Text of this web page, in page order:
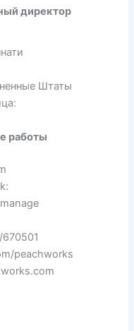
директор
Штаты
работы
peachworks